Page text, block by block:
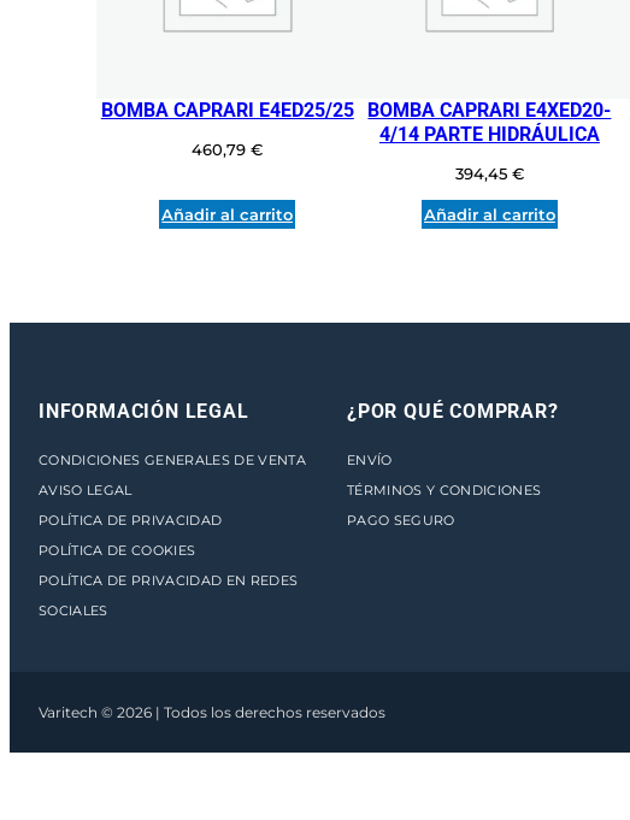
F
R
N
K
N
4
BOMBA CAPRARI E4ED25/25
460,79€
Añadir al carrito
BOMBA CAPRARI E4XED20-
4/14 PARTE HIDRÁULICA
394,45 €
Añadir al carrito
INFORMACIÓN LEGAL
CONDICIONES GENERALES DE VENTA
AVISO LEGAL
POLÍTICA DE PRIVACIDAD
POLÍTICA DE COOKIES
POLÍTICA DE PRIVACIDAD EN REDES
SOCIALES
¿POR QUÉ COMPRAR?
ENVÍO
TÉRMINOS Y CONDICIONES
PAGO SEGURO
Varitech © 2026 | Todos los derechos reservados